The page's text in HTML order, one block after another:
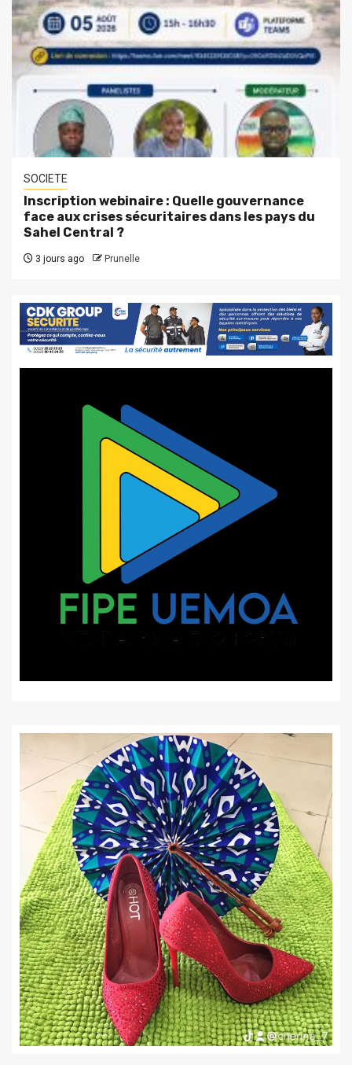
SOCIETE
Inscription webinaire : Quelle gouvernance
face aux crises sécuritaires dans les pays du
Sahel Central ?
3 jours ago Prunelle